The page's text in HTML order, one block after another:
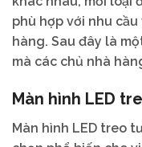
phù hợp với nhu
hàng. Sau đây là
mà các chủ nhà
Màn hình LED
Màn hình LED treo